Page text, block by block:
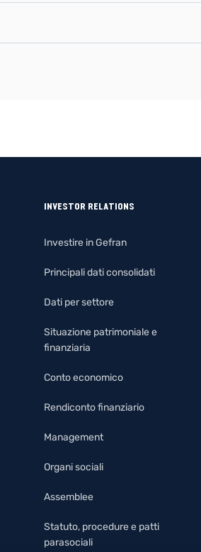
INVESTOR RELATIONS
Investire in Gefran
Principali dati consolidati
Dati per settore
Situazione patrimoniale e
finanziaria
Conto economico
Rendiconto finanziario
Management
Organi sociali
Assemblee
Statuto, procedure e patti
parasociali